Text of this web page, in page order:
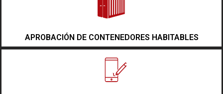
APROBACIÓN DE CONTENEDORES HABITABLES